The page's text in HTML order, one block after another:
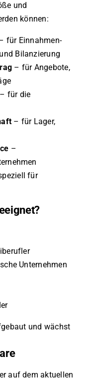
und
können:
für Einnahmen-
Bilanzierung
– für Angebote,
– für die
– für Lager,
–
für
Unternehmen
und wächst
auf dem aktuellen